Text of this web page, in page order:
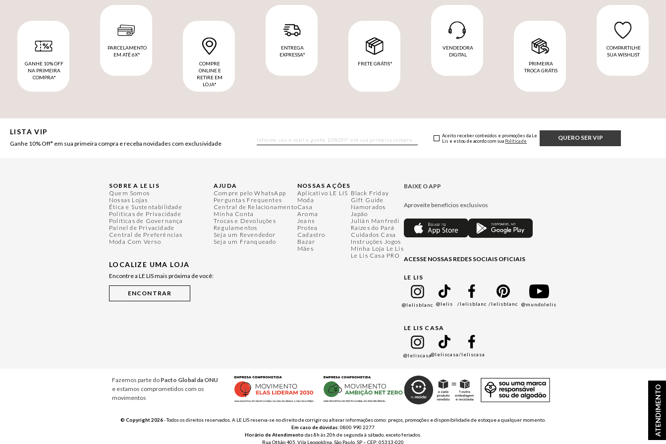
ATENDIMENTO
GANHE 10% OFF
NA PRIMEIRA
COMPRA*
PARCELAMENTO
EM ATÉ 6X*
COMPRE
ONLINE E
RETIRE EM
LOJA*
ENTREGA
EXPRESSA*
FRETE GRÁTIS*
VENDEDORA
DIGITAL
PRIMEIRA
TROCA GRÁTIS
COMPARTILHE
SUA WISHLIST
LISTA VIP
Ganhe 10% Off* em sua primeira compra e receba novidades com exclusividade
QUERO SER VIP
Aceito receber conteúdos e promoções da Le
Lis e estou de acordo com sua Política de
SOBRE A LE LIS
Quem Somos
Nossas Lojas
Ética e Sustentabilidade
Políticas de Privacidade
Políticas de Governança
Painel de Privacidade
Central de Preferências
Moda Com Verso
LOCALIZE UMA LOJA
Encontre a LE LIS mais próxima de você:
AJUDA
Compre pelo WhatsApp
Perguntas Frequentes
Central de Relacionamento
Minha Conta
Trocas e Devoluções
Regulamentos
Seja um Revendedor
Seja um Franqueado
NOSSAS AÇÕES
Aplicativo LE LIS
Moda
Casa
Aroma
Jeans
Protea
Cadastro
Bazar
Mães
Black Friday
Gift Guide
Namorados
Japão
Julián Manfredi
Raízes do Pará
Cuidados Casa
Instruções Jogos
Minha Loja Le Lis
Le Lis Casa PRO
BAIXE O APP
Aproveite benefícios exclusivos
ACESSE NOSSAS REDES SOCIAIS OFICIAIS
LE LIS
@lelisblanc @lelis /lelisblanc /lelisblanc @mundolelis
LE LIS CASA
@leliscasa@leliscasa/leliscasa
Fazemos parte do Pacto Global da ONU
e estamos comprometidos com os
movimentos
© Copyright 2026- Todos os direitos reservados. A LE LIS reserva-se no direito de corrigir ou alterar informações como: preços, promoções e disponibilidade de estoque a qualquer momento.
Em caso de dúvidas: 0800 990 2277
Horário de Atendimento das 8h às 20h de segunda à sábado, exceto feriados.
Rua Othão 405, Vila Leopoldina, São Paulo, SP – CEP: 05313-020